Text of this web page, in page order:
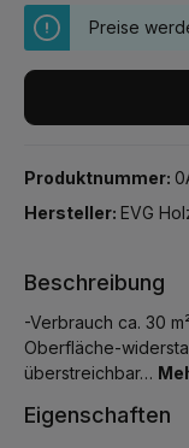
Preise
Produktnummer:
Hersteller: EVG
Beschreibung
-Verbrauch ca. 30
Oberfläche-
überstreichbar…
Eigenschaften